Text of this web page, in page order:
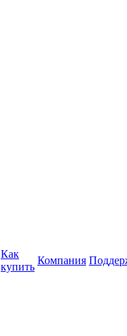
Как
купить
Компания